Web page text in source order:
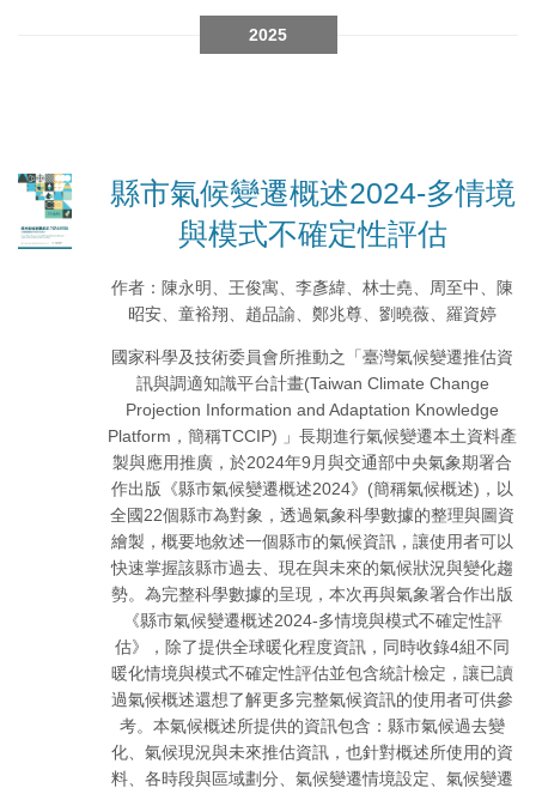
2025
縣市氣候變遷概述2024-多情境
與模式不確定性評估
作者：陳永明、王俊寓、李彥緯、林士堯、周至中、陳
昭安、童裕翔、趙品諭、鄭兆尊、劉曉薇、羅資婷
國家科學及技術委員會所推動之「臺灣氣候變遷推估資
訊與調適知識平台計畫(Taiwan Climate Change
Projection Information and Adaptation Knowledge
Platform，簡稱TCCIP) 」長期進行氣候變遷本土資料產
製與應用推廣，於2024年9月與交通部中央氣象期署合
作出版《縣市氣候變遷概述2024》(簡稱氣候概述)，以
全國22個縣市為對象，透過氣象科學數據的整理與圖資
繪製，概要地敘述一個縣市的氣候資訊，讓使用者可以
快速掌握該縣市過去、現在與未來的氣候狀況與變化趨
勢。為完整科學數據的呈現，本次再與氣象署合作出版
《縣市氣候變遷概述2024-多情境與模式不確定性評
估》，除了提供全球暖化程度資訊，同時收錄4組不同
暖化情境與模式不確定性評估並包含統計檢定，讓已讀
過氣候概述還想了解更多完整氣候資訊的使用者可供參
考。本氣候概述所提供的資訊包含：縣市氣候過去變
化、氣候現況與未來推估資訊，也針對概述所使用的資
料、各時段與區域劃分、氣候變遷情境設定、氣候變遷